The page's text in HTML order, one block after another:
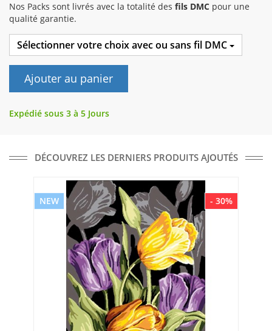
Nos Packs sont livrés avec la totalité des fils DMC pour une
qualité garantie.
Sélectionner votre choix avec ou sans fil DMC
Ajouter au panier
Expédié sous 3 à 5 Jours
DÉCOUVREZ LES DERNIERS PRODUITS AJOUTÉS
- 30%
NEW